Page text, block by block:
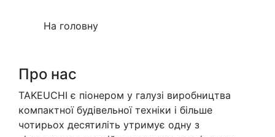
На головну
Про нас
TAKEUCHI є піонером у галузі виробництва
компактної будівельної техніки і більше
чотирьох десятиліть утримує одну з